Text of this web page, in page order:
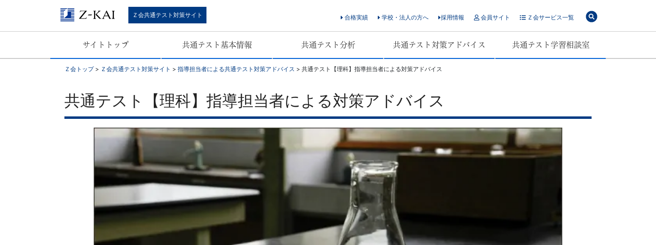
Ｚ会共通テスト対策サイト 合格実績 学校・法人の方へ 採用情報 会員サイト Ｚ会サービス一覧
サイトトップ 共通テスト基本情報 共通テスト分析 共通テスト対策アドバイス 共通テスト学習相談室
Ｚ会トップ> Ｚ会共通テスト対策サイト > 指導担当者による共通テスト対策アドバイス > 共通テスト【理科】指導担当者による対策アドバイス
共通テスト【理科】指導担当者による対策アドバイス